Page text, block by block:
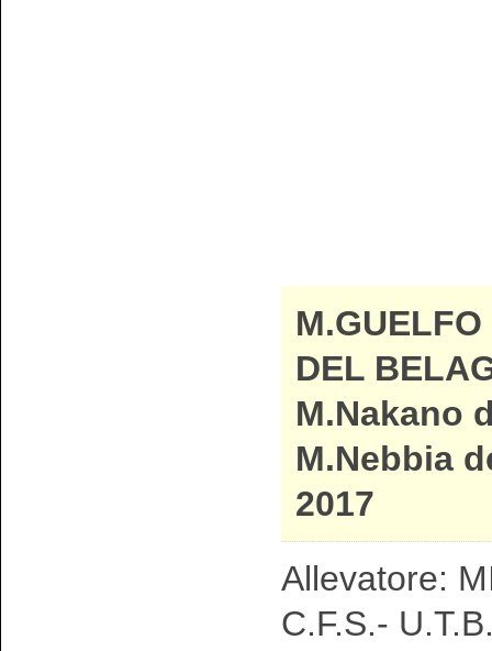
DEL
M.Nakano
M.Nebbia
2017
Allevatore:
C.F.S.-